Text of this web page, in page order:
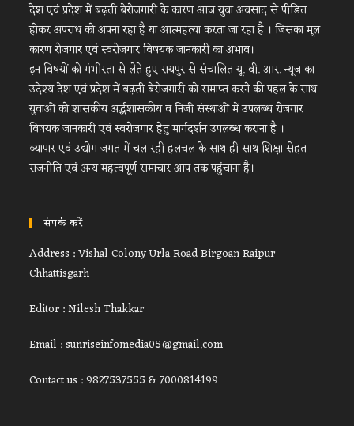
देश एवं प्रदेश में बढ़ती बेरोजगारी के कारण आज युवा अवसाद से पीडित
होकर अपराध को अपना रहा है या आत्महत्या करता जा रहा है । जिसका मूल
कारण रोजगार एवं स्वरोजगार विषयक जानकारी का अभाव।
इन विषयों को गंभीरता से लेते हुए रायपुर से संचालित यू. वी. आर. न्यूज का
उदेश्य देश एवं प्रदेश में बढ़ती बेरोजगारी को समाप्त करने की पहल के साथ
युवाओं को शासकीय अर्द्धशासकीय व निजी संस्थाओं में उपलब्ध रोजगार
विषयक जानकारी एवं स्वरोजगार हेतु मार्गदर्शन उपलब्ध कराना है ।
व्यापार एवं उद्योग जगत में चल रही हलचल के साथ ही साथ शिक्षा सेहत
राजनीति एवं अन्य महत्वपूर्ण समाचार आप तक पहुंचाना है।
संपर्क करें
Address : Vishal Colony Urla Road Birgoan Raipur
Chhattisgarh
Editor : Nilesh Thakkar
Email : sunriseinfomedia05@gmail.com
Contact us : 9827537555 & 7000814199